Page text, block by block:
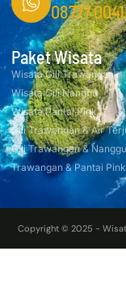
08777
Paket Wisata
Wisata Gili Trawangan
Wisata Gili Nanggu
Wisata Pantai Pink
Gili Trawangan & Air
Gili Trawangan & Nanggu
Trawangan & Pantai Pink
Copyright © 2025 -